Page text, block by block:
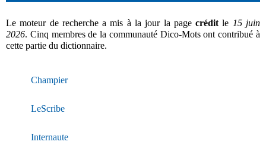
Le moteur de recherche a mis à la jour la pagecrédit le 15 juin
2026. Cinq membres de la communauté Dico-Mots ont contribué à
cette partie du dictionnaire.
Champier
LeScribe
Internaute